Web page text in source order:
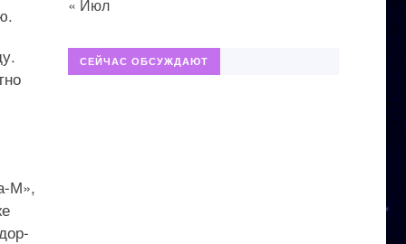
М»,
« Июл
СЕЙЧАС ОБСУЖДАЮТ